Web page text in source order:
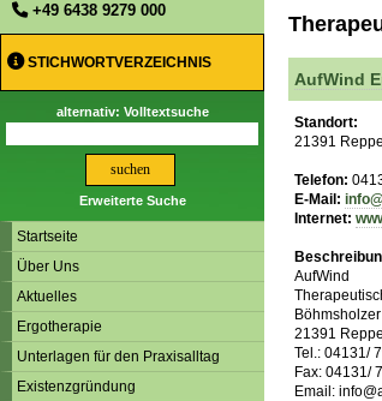
+49 6438 9279 000
STICHWORTVERZEICHNIS
alternativ: Volltextsuche
Erweiterte Suche
Startseite
Über Uns
Aktuelles
Ergotherapie
Unterlagen für den Praxisalltag
Existenzgründung
AufWind
Standort:
21391
Telefon:
E-Mail:
Internet:
AufWind
21391
Tel.: 04131/
Fax: 04131/
Email: